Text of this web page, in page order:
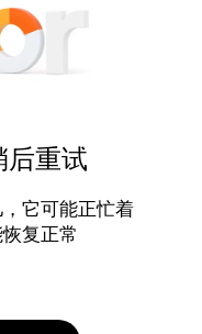
后重试
它可能正忙着
复正常